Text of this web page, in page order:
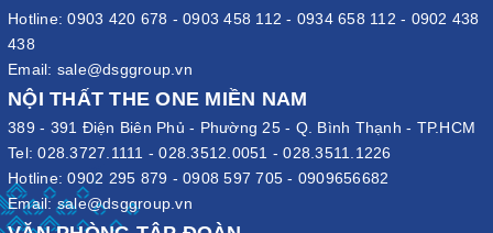
Hotline:0903 420 678 - 0903 458 112 - 0934 658 112 - 0902 438
438
Email: sale@dsggroup.vn
NỘI THẤT THE ONE MIỀN NAM
389 - 391 Điện Biên Phủ - Phường 25 - Q. Bình Thạnh - TP.HCM
Tel:028.3727.1111 -028.3512.0051 -028.3511.1226
Hotline:0902 295 879 - 0908 597 705 - 0909656682
Email:sale@dsggroup.vn